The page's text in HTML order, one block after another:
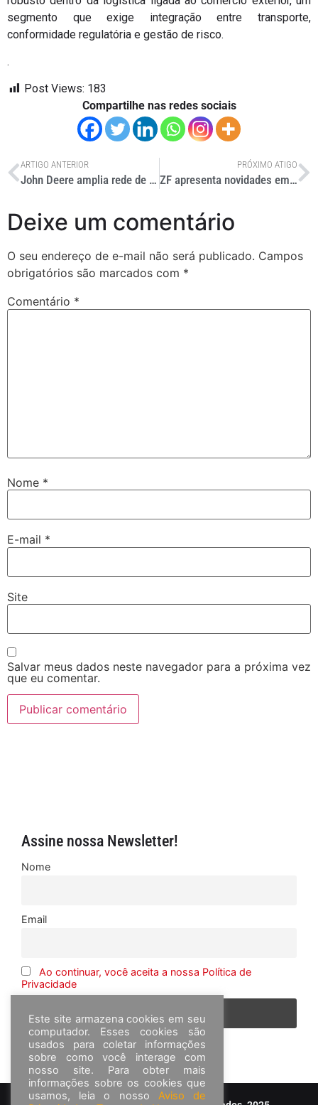
segmento que exige integração entre transporte,
conformidade regulatória e gestão de risco.
.
Post Views: 183
Compartilhe nas redes sociais
ARTIGO ANTERIOR
John Deere amplia rede de distribuição de construção com Agrosul e M.A. Máquinas
PRÓXIMO ATIGO
ZF apresenta novidades em IA, baterias de alta tensão e freios na Automechanika Frankfurt
Deixe um comentário
O seu endereço de e-mail não será publicado. Campos
obrigatórios são marcados com *
Comentário *
Nome *
E-mail *
Site
Salvar meus dados neste navegador para a próxima vez
que eu comentar.
Assine nossa Newsletter!
Nome
Email
Ao continuar, você aceita a nossa Política de
Privacidade
Este site armazena cookies em seu
computador. Esses cookies são
usados para coletar informações
sobre como você interage com
nosso site. Para obter mais
informações sobre os cookies que
usamos, leia o nosso Aviso de